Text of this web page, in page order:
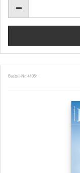
Bestell-Nr. 41051